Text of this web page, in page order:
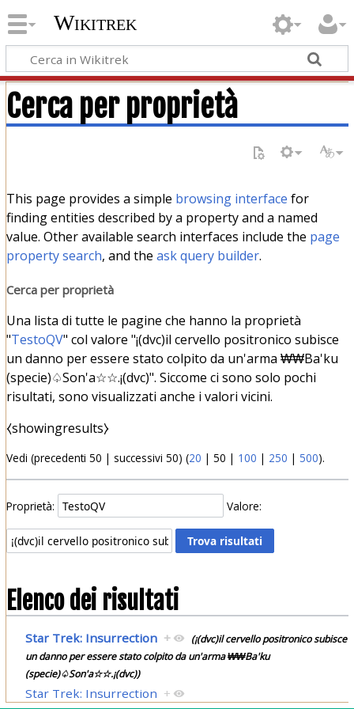
Wikitrek
Cerca per proprietà
This page provides a simple browsing interface for
finding entities described by a property and a named
value. Other available search interfaces include the page
property search, and the ask query builder.
Cerca per proprietà
Una lista di tutte le pagine che hanno la proprietà
"TestoQV" col valore "¡(dvc)il cervello positronico subisce
un danno per essere stato colpito da un'arma ₩₩Ba'ku
(specie)♤Son'a☆☆.¡(dvc)". Siccome ci sono solo pochi
risultati, sono visualizzati anche i valori vicini.
⧼showingresults⧽
Vedi (precedenti 50 | successivi 50) (20 | 50 | 100 | 250 | 500).
Proprietà: Valore:
Elenco dei risultati
Star Trek: Insurrection +
(¡(dvc)il cervello positronico subisce
un danno per essere stato colpito da un'arma ₩₩Ba'ku
(specie)♤Son'a☆☆.¡(dvc))
Star Trek: Insurrection +